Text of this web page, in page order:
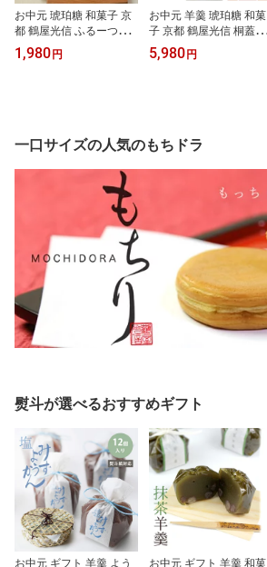
お中元 琥珀糖 和菓子 京
都 鶴屋光信 ふるーつ琥
珀 果乃菓 30個入 宝石 5
種詰合せ 高級原材料 寒
供 法事 仏事 お菓子 贈り
物 セット
1,980円
お中元 羊羹 琥珀糖 和菓
子 京都 鶴屋光信 桐蓋化
粧箱 大箱4品 季節の詰合
せ 彩 ふるーつ琥珀 もち
5,980円
一口サイズの人気のもちドラ
熨斗が選べるおすすめギフト
お中元 ギフト 羊羹 よう お中元 ギフト 羊羹 和菓